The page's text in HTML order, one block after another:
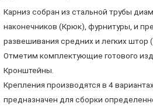
Карниз собран из стальной трубы
наконечников (Крюк), фурнитуры, и
развешивания средних и легких штор
Отметим комплектующие готового
Кронштейны.
Крепления производятся в 4
предназначен для сборки